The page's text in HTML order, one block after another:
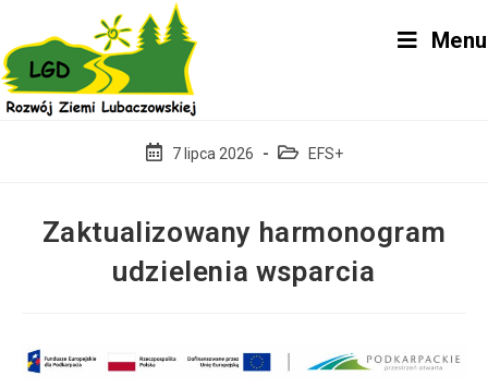
content
Menu
Post7 lipca 2026
Post
EFS+
Zaktualizowany harmonogram
udzielenia wsparcia